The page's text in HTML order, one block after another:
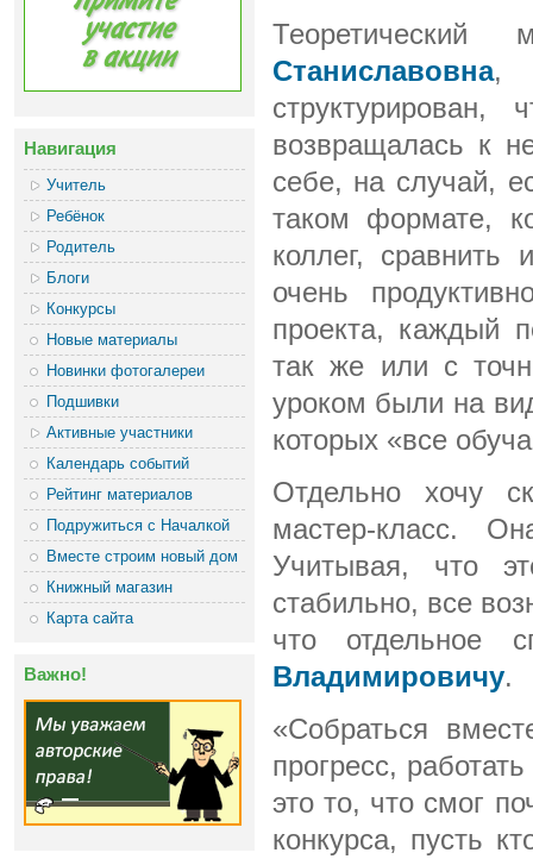
Навигация
Учитель
Ребёнок
Родитель
Блоги
Конкурсы
Новые материалы
Новинки фотогалереи
Подшивки
Активные участники
Календарь событий
Рейтинг материалов
Подружиться с Началкой
Вместе строим новый дом
Книжный магазин
Карта сайта
Важно!
Станиславовна,
возвращалась к
себе, на случай,
таком формате,
коллег,
очень
проекта, каждый
так же или с
уроком были на
которых «все
Отдельно хочу
мастер-класс.
Учитывая, что
стабильно, все
что отдельное
Владимировичу.
«Собраться
прогресс,
это то, что смог
конкурса, пусть